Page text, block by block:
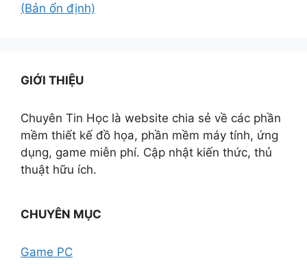
(Bản ổn định)
GIỚI THIỆU
Chuyên Tin Học là website chia sẻ về các phần
mềm thiết kế đồ họa, phần mềm máy tính, ứng
dụng, game miễn phí. Cập nhật kiến thức, thủ
thuật hữu ích.
CHUYÊN MỤC
Game PC